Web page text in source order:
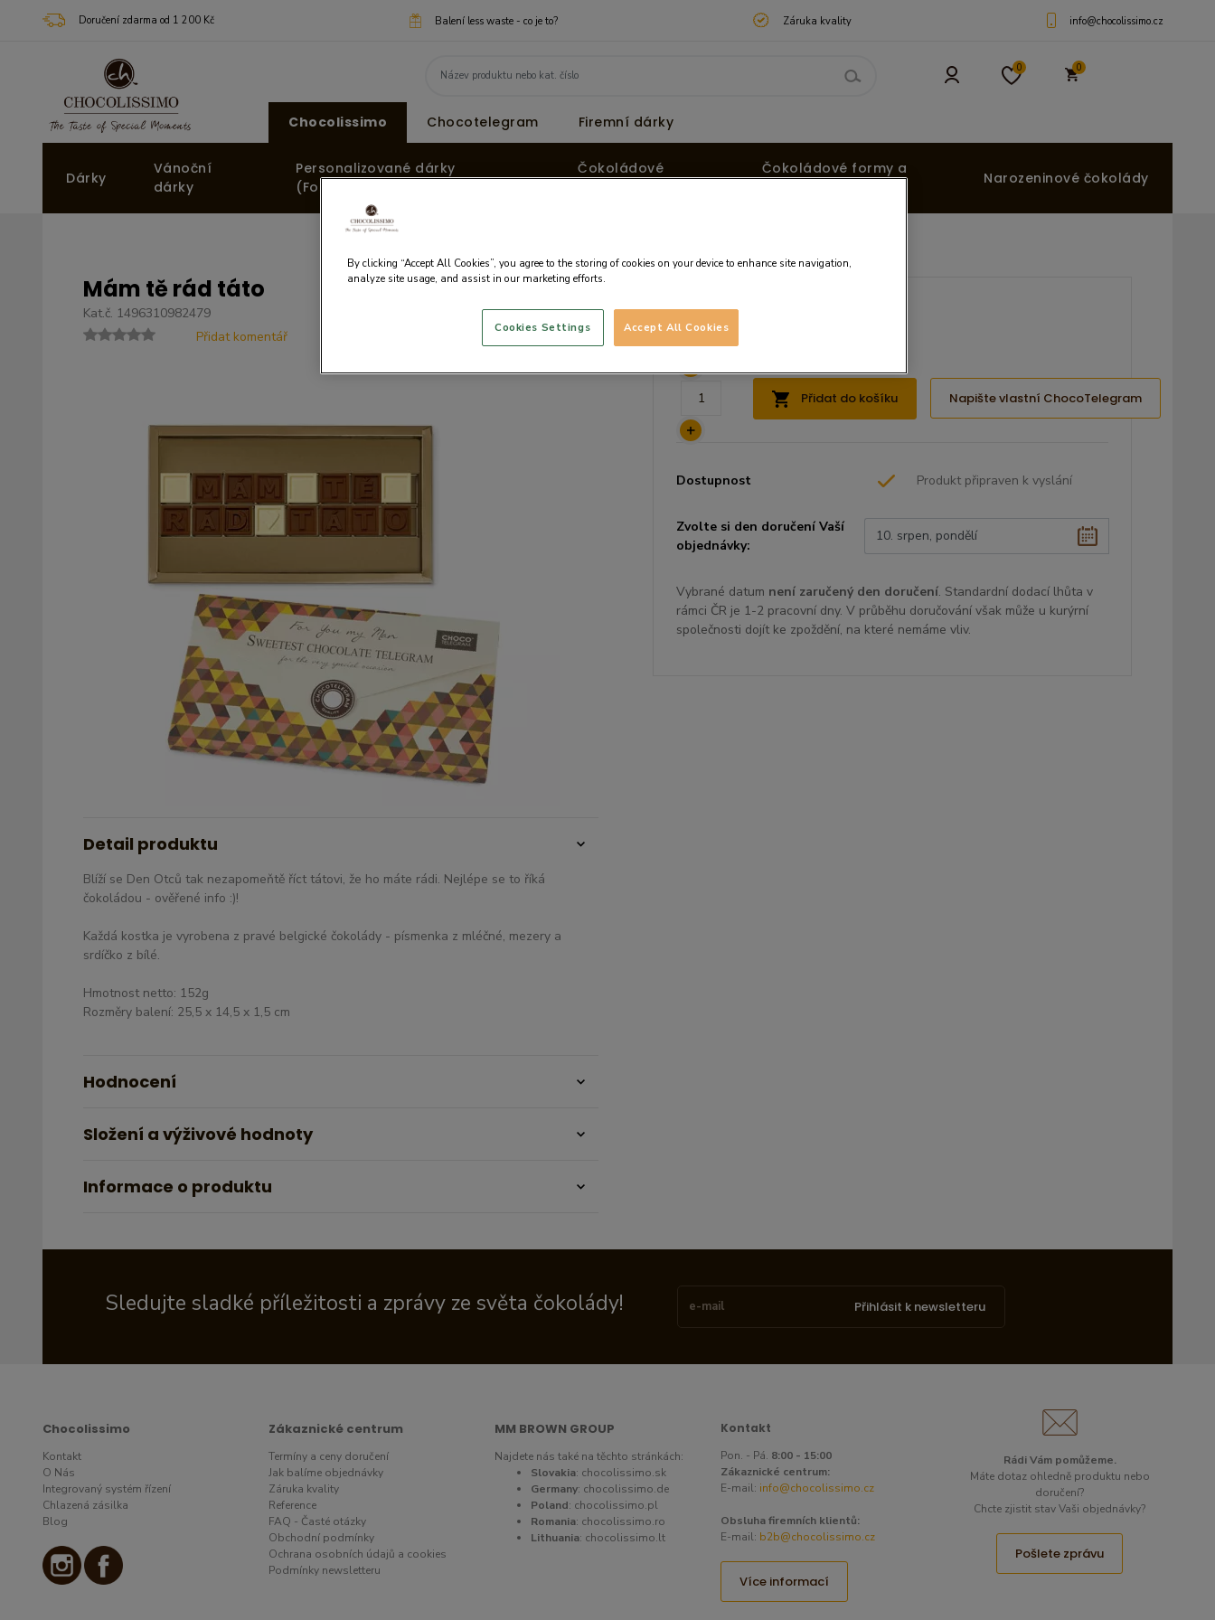
Doručení zdarma od 1 200 Kč Balení less waste - co je to? Záruka kvality info@chocolissimo.cz
0 0
Chocolissimo Chocotelegram Firemní dárky
Dárky
Vánoční
dárky
Personalizované dárky
(Fotodárky)
Čokoládové
Čokoládové formy a
Narozeninové čokolády
Mám tě rád táto
Kat.č. 1496310982479
Přidat komentář
Detail produktu
Blíží se Den Otců tak nezapomeňtě říct tátovi, že ho máte rádi. Nejlépe se to říká
čokoládou - ověřené info :)!
​Každá kostka je vyrobena z pravé belgické čokolády - písmenka z mléčné, mezery a
srdíčko z bílé.
Hmotnost netto: 152g
Rozměry balení: 25,5 x 14,5 x 1,5 cm
Hodnocení
Složení a výživové hodnoty
Informace o produktu
Cena:364.35 Kč
Cena bez DPH: 316.83 Kč
Přidat do košíku Napište vlastní ChocoTelegram
Dostupnost Produkt připraven k vyslání
Zvolte si den doručení Vaší
objednávky:
Vybrané datum není zaručený den doručení. Standardní dodací lhůta v
rámci ČR je 1-2 pracovní dny. V průběhu doručování však může u kurýrní
společnosti dojít ke zpoždění, na které nemáme vliv.
Sledujte sladké příležitosti a zprávy ze světa čokolády! Přihlásit k newsletteru
Chocolissimo
Kontakt
O Nás
Integrovaný systém řízení
Chlazená zásilka
Blog
Zákaznické centrum
Termíny a ceny doručení
Jak balíme objednávky
Záruka kvality
Reference
FAQ - Časté otázky
Obchodní podmínky
Ochrana osobních údajů a cookies
Podmínky newsletteru
MM BROWN GROUP
Najdete nás také na těchto stránkách:
Slovakia: chocolissimo.sk
Germany: chocolissimo.de
Poland: chocolissimo.pl
Romania: chocolissimo.ro
Lithuania: chocolissimo.lt
Kontakt
Pon. - Pá. 8:00 - 15:00
Zákaznické centrum:
E-mail: info@chocolissimo.cz
Obsluha firemních klientů:
E-mail: b2b@chocolissimo.cz
Více informací
Rádi Vám pomůžeme.
Máte dotaz ohledně produktu nebo
doručení?
Chcte zjistit stav Vaši objednávky?
Pošlete zprávu
By clicking “Accept All Cookies”, you agree to the storing of cookies on your device to enhance site navigation,
analyze site usage, and assist in our marketing efforts.
Accept All Cookies
Cookies Settings